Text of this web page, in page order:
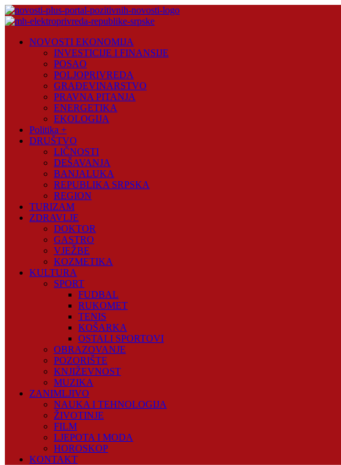
Skip
to
Plus
NOVOSTI EKONOMIJA
INVESTICIJE I FINANSIJE
POSAO
POLJOPRIVREDA
GRAĐEVINARSTVO
PRAVNA PITANJA
ENERGETIKA
EKOLOGIJA
Politika +
DRUŠTVO
LIČNOSTI
DEŠAVANJA
BANJALUKA
REPUBLIKA SRPSKA
REGION
TURIZAM
ZDRAVLJE
DOKTOR
GASTRO
VJEŽBE
KOZMETIKA
KULTURA
SPORT
FUDBAL
RUKOMET
TENIS
KOŠARKA
OSTALI SPORTOVI
OBRAZOVANJE
POZORIŠTE
KNJIŽEVNOST
MUZIKA
ZANIMLJIVO
NAUKA I TEHNOLOGIJA
ŽIVOTINJE
FILM
LJEPOTA I MODA
HOROSKOP
KONTAKT